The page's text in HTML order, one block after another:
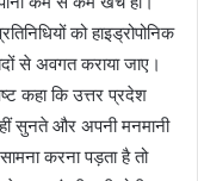
को हाइड्रोपोनिक
से अवगत कराया जाए।
कहा कि उत्तर प्रदेश
सुनते और अपनी मनमानी
करना पड़ता है तो